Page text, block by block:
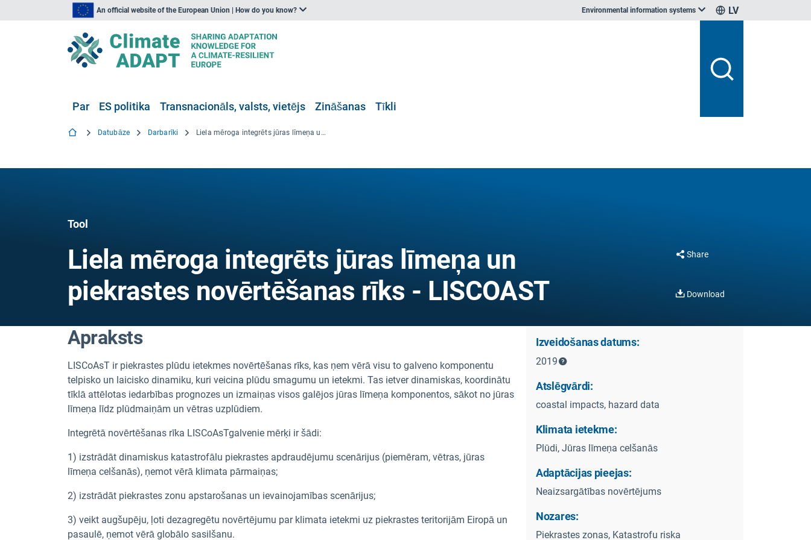
An official website of the European Union | How do you know? Environmental information systems LV
Par ES politika Transnacionāls, valsts, vietējs Zināšanas Tīkli
Datubāze Darbarīki Liela mēroga integrēts jūras līmeņa un piekrastes novērtēšanas rīks - LISCOAST
Tool
Liela mēroga integrēts jūras līmeņa un
piekrastes novērtēšanas rīks - LISCOAST
Share
Download
Apraksts
LISCoAsT ir piekrastes plūdu ietekmes novērtēšanas rīks, kas ņem vērā visu to galveno komponentu
telpisko un laicisko dinamiku, kuri veicina plūdu smagumu un ietekmi. Tas ietver dinamiskas, koordinātu
tīklā attēlotas iedarbības prognozes un izmaiņas visos galējos jūras līmeņa komponentos, sākot no jūras
līmeņa līdz plūdmaiņām un vētras uzplūdiem.
Integrētā novērtēšanas rīka LISCoAsTgalvenie mērķi ir šādi:
1) izstrādāt dinamiskus katastrofālu piekrastes apdraudējumu scenārijus (piemēram, vētras, jūras
līmeņa celšanās), ņemot vērā klimata pārmaiņas;
2) izstrādāt piekrastes zonu apstarošanas un ievainojamības scenārijus;
3) veikt augšupēju, ļoti dezagregētu novērtējumu par klimata ietekmi uz piekrastes teritorijām Eiropā un
pasaulē, ņemot vērā globālo sasilšanu.
Izveidošanas datums:
2019
Atslēgvārdi:
coastal impacts, hazard data
Klimata ietekme:
Plūdi, Jūras līmeņa celšanās
Adaptācijas pieejas:
Neaizsargātības novērtējums
Nozares:
Piekrastes zonas, Katastrofu riska